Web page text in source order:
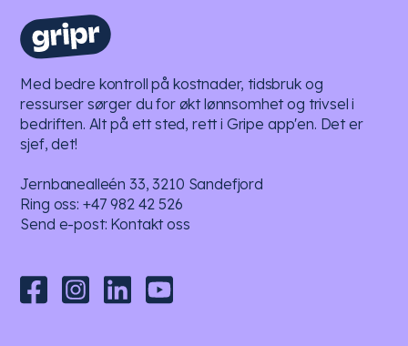
Med bedre kontroll på kostnader, tidsbruk og
ressurser sørger du for økt lønnsomhet og trivsel i
bedriften. Alt på ett sted, rett i Gripe app'en. Det er
sjef, det!
Jernbanealleén 33, 3210 Sandefjord
Ring oss: +47 982 42 526
Send e-post: Kontakt oss